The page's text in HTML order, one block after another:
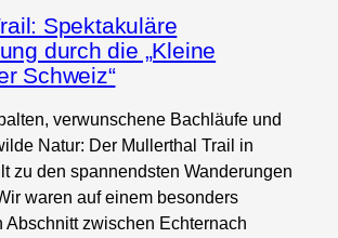
Spektakuläre
durch die „Kleine
Schweiz“
verwunschene Bachläufe und
Natur: Der Mullerthal Trail in
zu den spannendsten Wanderungen
waren auf einem besonders
Abschnitt zwischen Echternach